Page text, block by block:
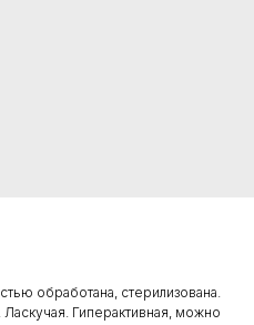
обработана, стерилизована.
Гиперактивная, можно